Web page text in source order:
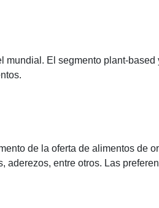
mundial. El segmento plant-
de la oferta de alimentos de
entre otros. Las